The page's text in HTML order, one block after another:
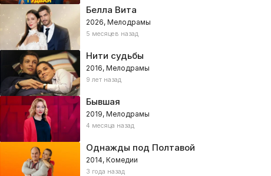
Белла Вита
2026, Мелодрамы
5 месяцев назад
Нити судьбы
2016, Мелодрамы
9 лет назад
Бывшая
2019, Мелодрамы
4 месяца назад
Однажды под Полтавой
2014, Комедии
3 года назад